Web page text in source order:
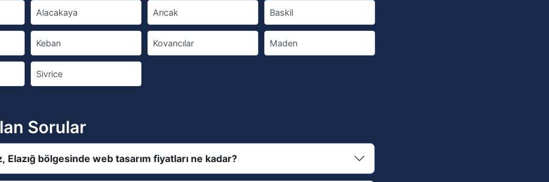
Alacakaya Arıcak Baskil
Keban Kovancılar Maden
Sivrice
Sorular
Elazığ bölgesinde web tasarım fiyatları ne kadar?